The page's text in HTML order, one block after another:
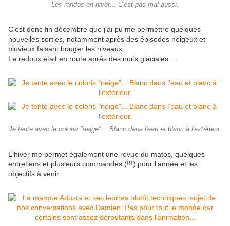
Les randos en hiver... C'est pas mal aussi.
C'est donc fin décembre que j'ai pu me permettre quelques
nouvelles sorties, notamment après des épisodes neigeux et
pluvieux faisant bouger les niveaux.
Le redoux était en route après des nuits glaciales...
Je tente avec le coloris "neige"... Blanc dans l'eau et blanc à l'extérieur.
L'hiver me permet également une revue du matos, quelques
entretiens et plusieurs commandes (!!!) pour l'année et les
objectifs à venir.